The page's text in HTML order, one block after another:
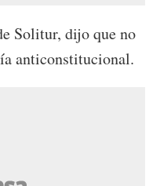
Solitur, dijo que no
anticonstitucional.